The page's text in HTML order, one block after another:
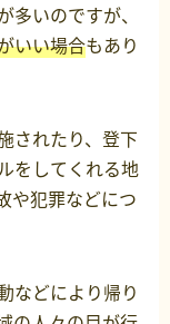
いのですが、
いい場合もあり
されたり、登下
をしてくれる地
や犯罪などにつ
などにより帰り